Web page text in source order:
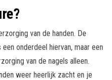
van de handen. De
onderdeel hiervan, maar een
van de nagels alleen.
weer heerlijk zacht en je